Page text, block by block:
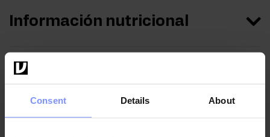
Consent Details About
Información nutricional
Parámetros